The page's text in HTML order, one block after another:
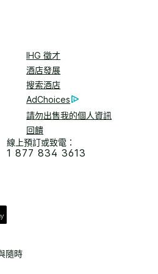
IHG 徵才
酒店發展
搜索酒店
AdChoices
請勿出售我的個人資訊
回饋
線上預訂或致電：
1 877 834 3613
隨時